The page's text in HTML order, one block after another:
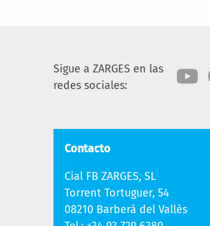
Sigue a ZARGES en las
redes sociales:
Contacto
Cial FB ZARGES, SL
Torrent Tortuguer, 54
08210 Barberà del Vallès